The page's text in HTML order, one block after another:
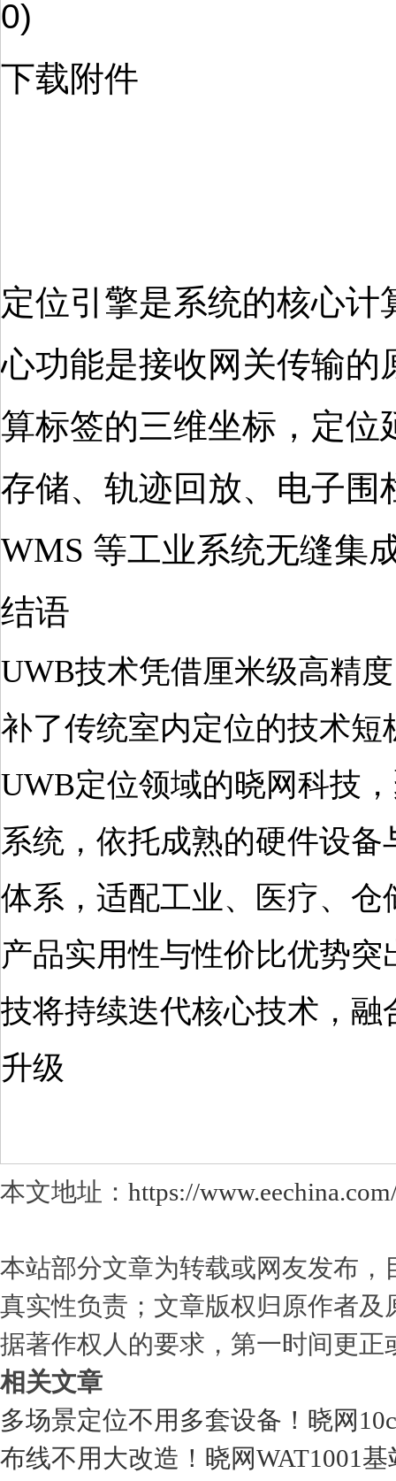
0)
下载附件
定位引擎是系统的核心
心功能是接收网关传输
算标签的三维坐标，定位
存储、轨迹回放、电子围
WMS 等工业系统无缝集
结语
UWB技术凭借厘米级高精
补了传统室内定位的技术
UWB定位领域的晓网科技
系统，依托成熟的硬件设
体系，适配工业、医疗、
产品实用性与性价比优势
技将持续迭代核心技术，
升级
本文地址： https://
本站部分文章为转载或网友发布
真实性负责；文章版权归原作者
据著作权人的要求，第一时间更正
相关文章
多场景定位不用多套设备！晓网
布线不用大改造！晓网WAT1001